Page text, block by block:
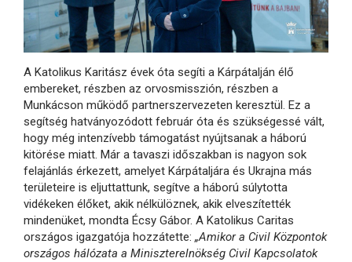
A Katolikus Karitász évek óta segíti a Kárpátalján élő
embereket, részben az orvosmisszión, részben a
Munkácson működő partnerszervezeten keresztül. Ez a
segítség hatványozódott február óta és szükségessé vált,
hogy még intenzívebb támogatást nyújtsanak a háború
kitörése miatt. Már a tavaszi időszakban is nagyon sok
felajánlás érkezett, amelyet Kárpátaljára és Ukrajna más
területeire is eljuttattunk, segítve a háború súlytotta
vidékeken élőket, akik nélkülöznek, akik elveszítették
mindenüket, mondta Écsy Gábor. A Katolikus Caritas
országos igazgatója hozzátette: „Amikor a Civil Központok
országos hálózata a Miniszterelnökség Civil Kapcsolatok